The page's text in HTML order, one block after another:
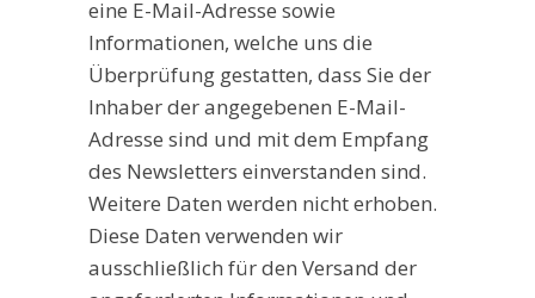
eine E-Mail-Adresse sowie
Informationen, welche uns die
Überprüfung gestatten, dass Sie der
Inhaber der angegebenen E-Mail-
Adresse sind und mit dem Empfang
des Newsletters einverstanden sind.
Weitere Daten werden nicht erhoben.
Diese Daten verwenden wir
ausschließlich für den Versand der